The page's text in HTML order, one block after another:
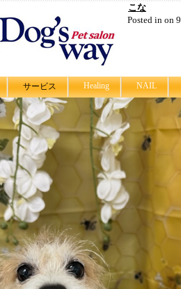
サービス Healing NAIL
こな
Posted in on